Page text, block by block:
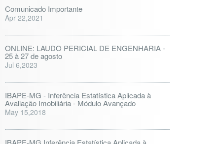
Comunicado Importante
Apr 22,2021
ONLINE: LAUDO PERICIAL DE ENGENHARIA -
25 à 27 de agosto
Jul 6,2023
IBAPE-MG - Inferência Estatística Aplicada à
Avaliação Imobiliária - Módulo Avançado
May 15,2018